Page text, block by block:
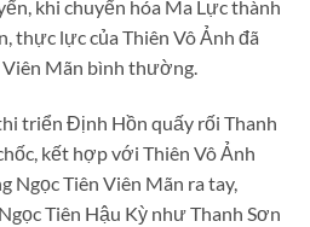
khi chuyển hóa Ma Lực thành
thực lực của Thiên Vô Ảnh đã
Viên Mãn bình thường.
triển Định Hồn quấy rối Thanh
kết hợp với Thiên Vô Ảnh
Ngọc Tiên Viên Mãn ra tay,
Tiên Hậu Kỳ như Thanh Sơn